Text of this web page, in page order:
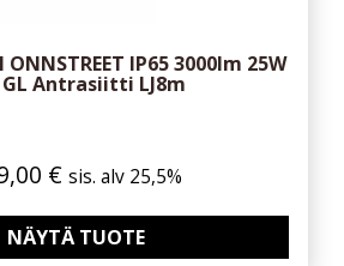
ONNSTREET IP65 3000lm 25W
GL Antrasiitti LJ8m
€ sis. alv 25,5%
NÄYTÄ TUOTE